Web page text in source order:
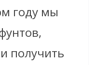
году мы
получить